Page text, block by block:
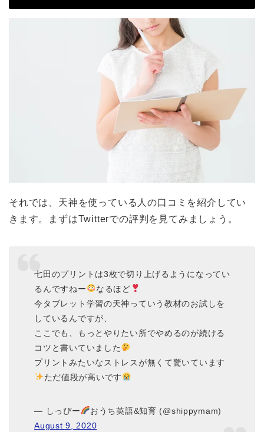
それでは、天神を使っている人の口コミを紹介してい
きます。まずはTwitterでの評判を見てみましょう。
七田のプリントは3枚で切り上げるようになってい
るんですねー
なるほど
今タブレット学習の天神っていう教材のお試しを
しているんですが、
ここでも、もっとやりたい所でやめるのが続ける
コツと書いていました
プリントみたいなストレスが無くて驚いています
ただ値段が高いです
— しっぴー
おうち英語&知育 (@shippymam)
August 9, 2020